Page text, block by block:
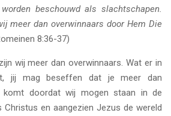
beschouwd als slachtschapen.
meer dan overwinnaars door Hem Die
8:36-37)
wij meer dan overwinnaars. Wat er in
jij mag beseffen dat je meer dan
komt doordat wij mogen staan in de
Christus en aangezien Jezus de wereld